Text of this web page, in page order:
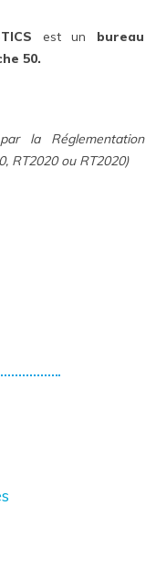
est un bureau
50.
la Réglementation
RT2020 ou RT2020)